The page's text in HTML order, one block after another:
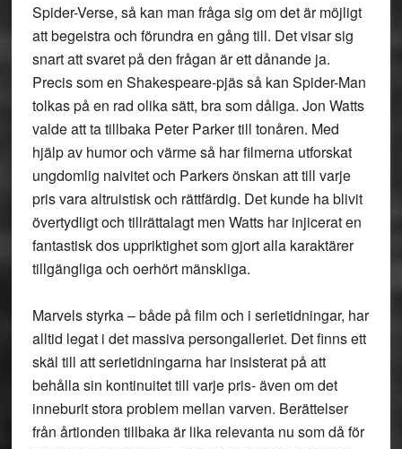
Spider-Verse, så kan man fråga sig om det är möjligt
att begeistra och förundra en gång till. Det visar sig
snart att svaret på den frågan är ett dånande ja.
Precis som en Shakespeare-pjäs så kan Spider-Man
tolkas på en rad olika sätt, bra som dåliga. Jon Watts
valde att ta tillbaka Peter Parker till tonåren. Med
hjälp av humor och värme så har filmerna utforskat
ungdomlig naivitet och Parkers önskan att till varje
pris vara altruistisk och rättfärdig. Det kunde ha blivit
övertydligt och tillrättalagt men Watts har injicerat en
fantastisk dos uppriktighet som gjort alla karaktärer
tillgängliga och oerhört mänskliga.
Marvels styrka – både på film och i serietidningar, har
alltid legat i det massiva persongalleriet. Det finns ett
skäl till att serietidningarna har insisterat på att
behålla sin kontinuitet till varje pris- även om det
inneburit stora problem mellan varven. Berättelser
från årtionden tillbaka är lika relevanta nu som då för